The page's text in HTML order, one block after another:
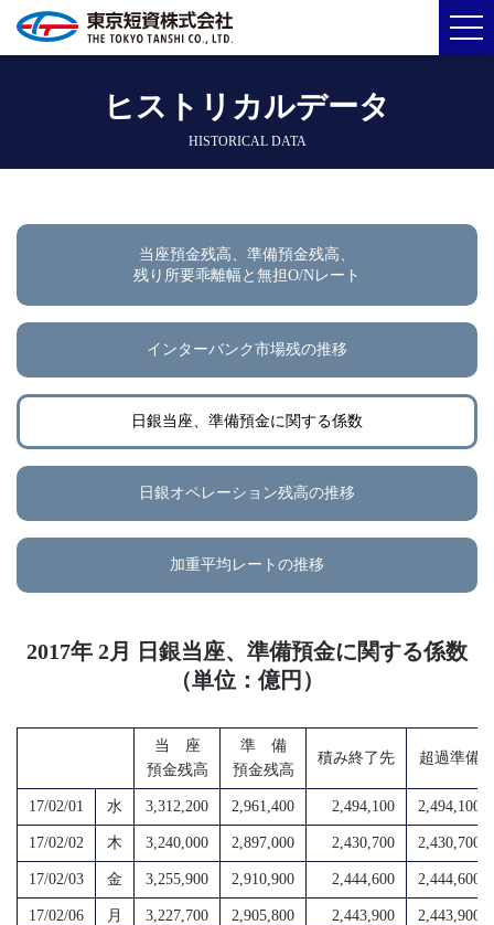
ヒストリカルデータ
HISTORICAL DATA
当座預金残高、準備預金残高、
残り所要乖離幅と無担O/Nレート
インターバンク市場残の推移
日銀当座、準備預金に関する係数
日銀オペレーション残高の推移
加重平均レートの推移
2017年 2月 日銀当座、準備預金に関する係数
（単位：億円）
当 座
預金残高
準 備
預金残高
積み終了先 超過準備
17/02/01 水 3,312,200 2,961,400 2,494,100 2,494,100
17/02/02 木 3,240,000 2,897,000 2,430,700 2,430,700
17/02/03 金 3,255,900 2,910,900 2,444,600 2,444,600
17/02/06 月 3,227,700 2,905,800 2,443,900 2,443,900